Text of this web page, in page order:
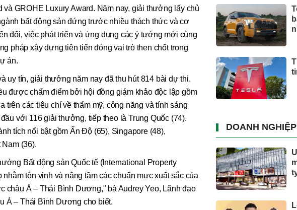
GROHE Luxury Award. Năm nay, giải thưởng lấy chủ
bất động sản đứng trước nhiều thách thức và cơ
đổi, việc phát triển và ứng dụng các ý tưởng mới cùng
pháp xây dựng tiên tiến đóng vai trò then chốt trong
án.
uy tín, giải thưởng năm nay đã thu hút 814 bài dự thi.
được chấm điểm bởi hội đồng giám khảo độc lập gồm
trên các tiêu chí về thẩm mỹ, công năng và tính sáng
với 116 giải thưởng, tiếp theo là Trung Quốc (74).
tích nổi bật gồm Ấn Độ (65), Singapore (48),
(36).
Bất động sản Quốc tế (International Property
nhằm tôn vinh và nâng tầm các chuẩn mực xuất sắc của
châu Á – Thái Bình Dương," bà Audrey Yeo, Lãnh đạo
Á – Thái Bình Dương cho biết.
DOANH